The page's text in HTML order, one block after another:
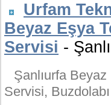
Urfam
Beyaz Eşya
Servisi -
Şanlıurfa
Servisi, Buzdolabı